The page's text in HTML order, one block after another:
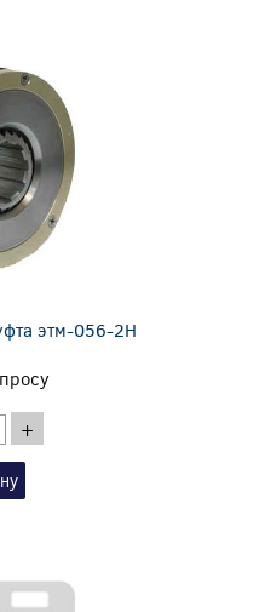
этм-056-2Н
+